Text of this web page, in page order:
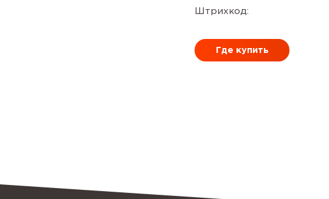
Штрихкод:
Где купить